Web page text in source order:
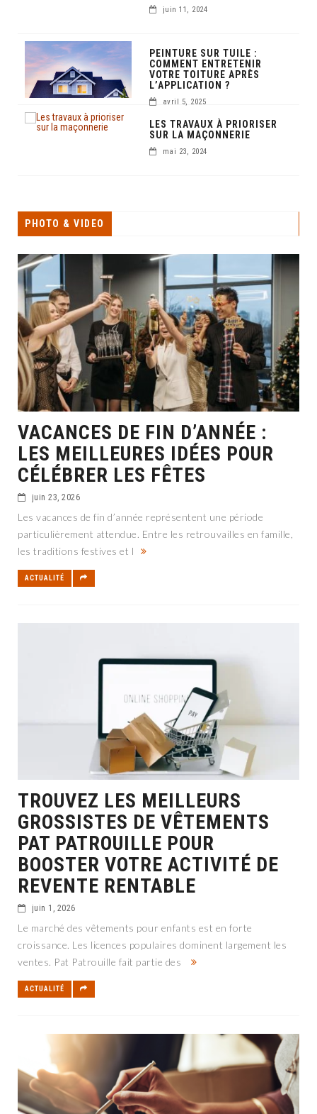
juin 11, 2024
PEINTURE SUR TUILE :
COMMENT ENTRETENIR
VOTRE TOITURE APRÈS
L’APPLICATION ?
avril 5, 2025
LES TRAVAUX À PRIORISER
SUR LA MAÇONNERIE
mai 23, 2024
PHOTO & VIDEO
VACANCES DE FIN D’ANNÉE :
LES MEILLEURES IDÉES POUR
CÉLÉBRER LES FÊTES
juin 23, 2026
Les vacances de fin d’année représentent une période
particulièrement attendue. Entre les retrouvailles en famille,
les traditions festives et l
ACTUALITÉ
TROUVEZ LES MEILLEURS
GROSSISTES DE VÊTEMENTS
PAT PATROUILLE POUR
BOOSTER VOTRE ACTIVITÉ DE
REVENTE RENTABLE
juin 1, 2026
Le marché des vêtements pour enfants est en forte
croissance. Les licences populaires dominent largement les
ventes. Pat Patrouille fait partie des
ACTUALITÉ